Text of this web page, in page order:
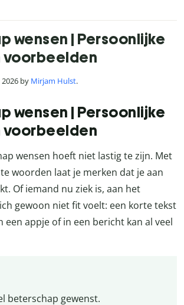
wensen | Persoonlijke
voorbeelden
by Mirjam Hulst.
wensen | Persoonlijke
voorbeelden
wensen hoeft niet lastig te zijn. Met
woorden laat je merken dat je aan
Of iemand nu ziek is, aan het
gewoon niet fit voelt: een korte tekst
een appje of in een bericht kan al veel
beterschap gewenst.